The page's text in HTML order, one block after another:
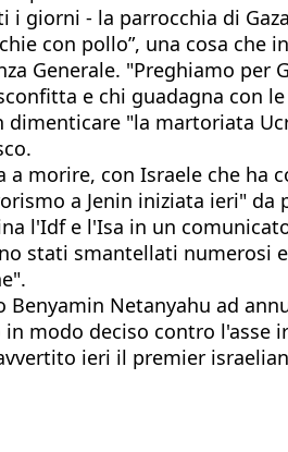
giorni - la parrocchia di
con pollo”, una cosa
Generale. "Preghiamo
e chi guadagna con
"la martoriata
morire, con Israele che
a Jenin iniziata ieri" da
l'Idf e l'Isa in un
stati smantellati numerosi
Netanyahu ad
modo deciso contro l'asse
ieri il premier